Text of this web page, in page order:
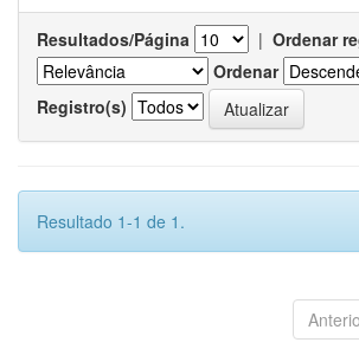
Resultados/Página | Ordenar
Ordenar
Registro(s)
Resultado 1-1 de 1.